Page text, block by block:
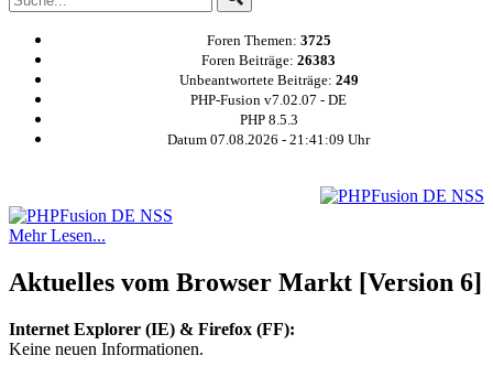
Foren Themen: 3725
Foren Beiträge: 26383
Unbeantwortete Beiträge: 249
PHP-Fusion v7.02.07 - DE
PHP 8.5.3
Datum 07.08.2026 - 21:41:09 Uhr
Mehr Lesen...
Aktuelles vom Browser Markt [Version 6]
Internet Explorer (IE) & Firefox (FF):
Keine neuen Informationen.